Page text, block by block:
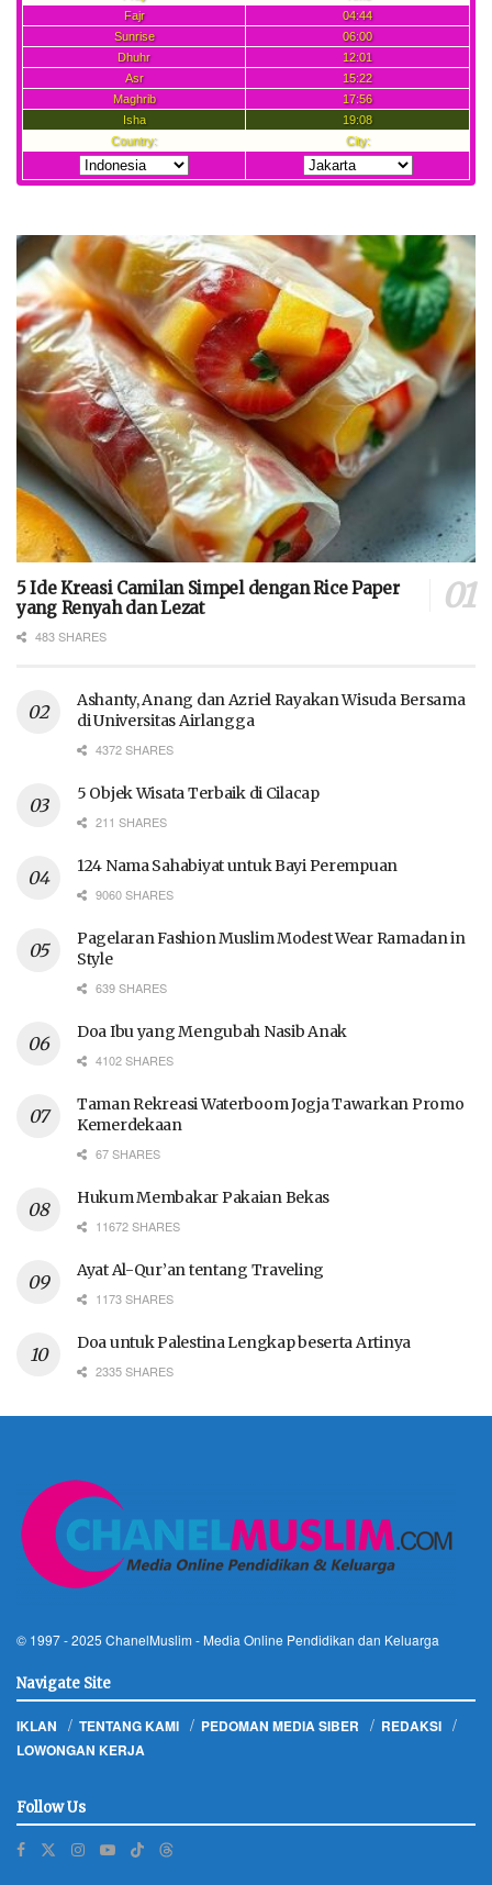
5 Ide Kreasi Camilan Simpel dengan Rice Paper
yang Renyah dan Lezat
483 SHARES
Ashanty, Anang dan Azriel Rayakan Wisuda Bersama
di Universitas Airlangga
4372 SHARES
5 Objek Wisata Terbaik di Cilacap
211 SHARES
124 Nama Sahabiyat untuk Bayi Perempuan
9060 SHARES
Pagelaran Fashion Muslim Modest Wear Ramadan in
Style
639 SHARES
Doa Ibu yang Mengubah Nasib Anak
4102 SHARES
Taman Rekreasi Waterboom Jogja Tawarkan Promo
Kemerdekaan
67 SHARES
Hukum Membakar Pakaian Bekas
11672 SHARES
Ayat Al-Qur’an tentang Traveling
1173 SHARES
Doa untuk Palestina Lengkap beserta Artinya
2335 SHARES
© 1997 - 2025 ChanelMuslim - Media Online Pendidikan dan Keluarga
Navigate Site
IKLAN TENTANG KAMI PEDOMAN MEDIA SIBER
REDAKSI
LOWONGAN KERJA
Follow Us